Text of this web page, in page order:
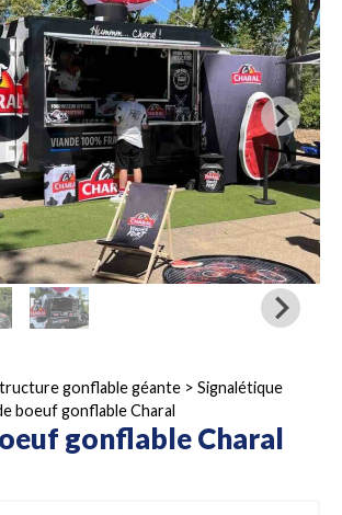
gonflable géante > Signalétique
boeuf gonflable Charal
gonflable Charal